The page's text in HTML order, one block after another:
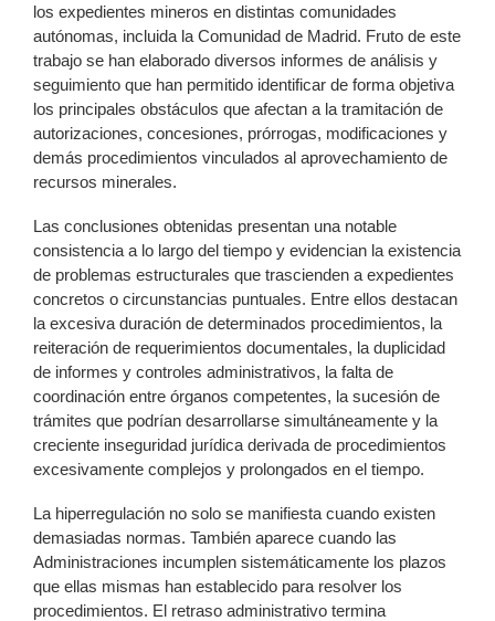
los expedientes mineros en distintas comunidades
autónomas, incluida la Comunidad de Madrid. Fruto de este
trabajo se han elaborado diversos informes de análisis y
seguimiento que han permitido identificar de forma objetiva
los principales obstáculos que afectan a la tramitación de
autorizaciones, concesiones, prórrogas, modificaciones y
demás procedimientos vinculados al aprovechamiento de
recursos minerales.
Las conclusiones obtenidas presentan una notable
consistencia a lo largo del tiempo y evidencian la existencia
de problemas estructurales que trascienden a expedientes
concretos o circunstancias puntuales. Entre ellos destacan
la excesiva duración de determinados procedimientos, la
reiteración de requerimientos documentales, la duplicidad
de informes y controles administrativos, la falta de
coordinación entre órganos competentes, la sucesión de
trámites que podrían desarrollarse simultáneamente y la
creciente inseguridad jurídica derivada de procedimientos
excesivamente complejos y prolongados en el tiempo.
La hiperregulación no solo se manifiesta cuando existen
demasiadas normas. También aparece cuando las
Administraciones incumplen sistemáticamente los plazos
que ellas mismas han establecido para resolver los
procedimientos. El retraso administrativo termina